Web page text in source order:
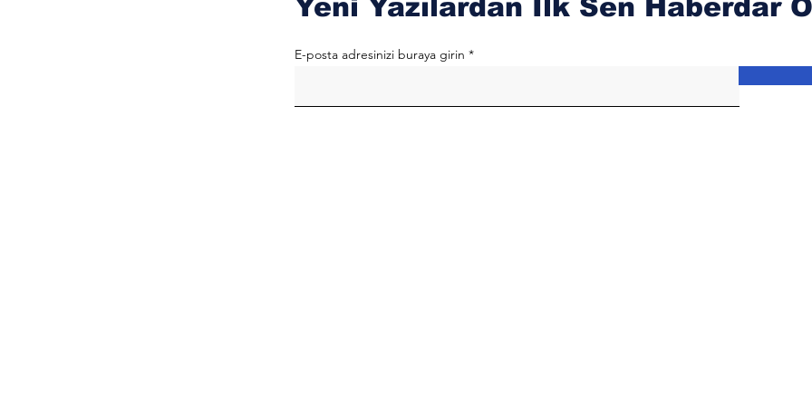
Yeni Yazılardan İlk Sen Haberdar
E-posta adresinizi buraya girin